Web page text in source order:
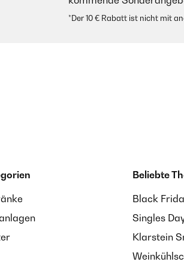
*Der 10 € Rabatt ist nicht mit
Beliebte
Black
Singles
Klarstein